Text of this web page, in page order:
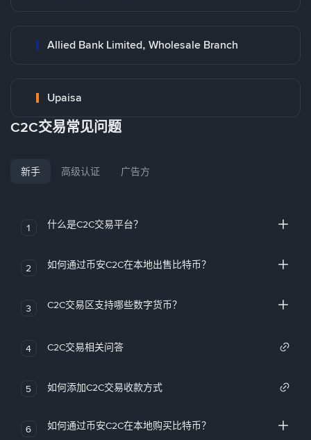
Allied Bank Limited, Wholesale Branch
Upaisa
C2C交易常见问题
新手 高级认证 广告方
1 什么是C2C交易平台？
2 如何通过币安C2C在本地出售比特币？
3 C2C交易区支持哪些数字货币？
4 C2C交易相关问答
5 如何添加C2C交易收款方式
6 如何通过币安C2C在本地购买比特币？